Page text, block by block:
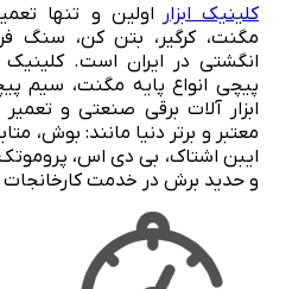
کلینیک ابزار اولین و تنها
مگنت، کرگیر، بتن کن، سنگ
انگشتی در ایران است. کلینیک
پیچی انواع پایه مگنت، سیم
ابزار آلات برقی صنعتی و تعمیر
معتبر و برتر دنیا مانند: بوش،
ایبن اشتاک، بی دی اس،
و حدید برش در خدمت کارخانجات